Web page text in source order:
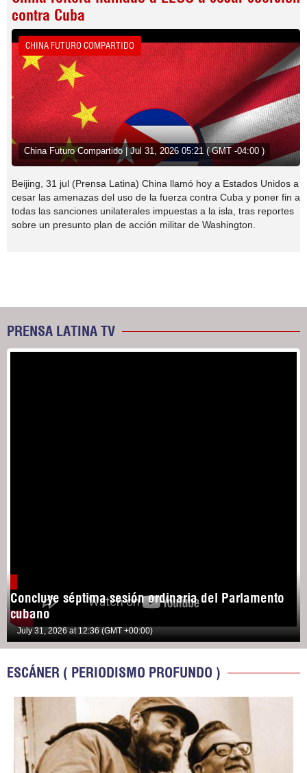
contra Cuba
CHINA FUTURO COMPARTIDO
China Futuro Compartido | Jul 31, 2026 05:21 ( GMT -04:00 )
Beijing, 31 jul (Prensa Latina) China llamó hoy a Estados Unidos a
cesar las amenazas del uso de la fuerza contra Cuba y poner fin a
todas las sanciones unilaterales impuestas a la isla, tras reportes
sobre un presunto plan de acción militar de Washington.
PRENSA LATINA TV
Concluye séptima sesión ordinaria del Parlamento
cubano
July 31, 2026 at 12:36 (GMT +00:00)
ESCÁNER ( PERIODISMO PROFUNDO )